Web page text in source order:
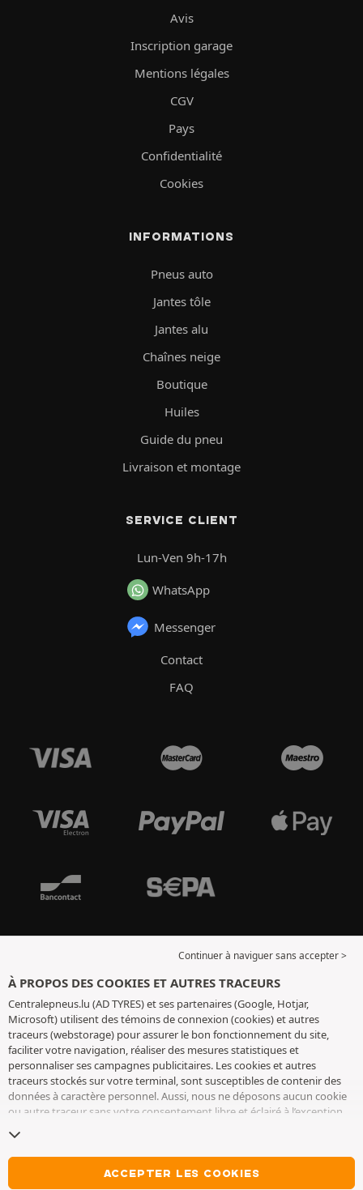
Avis
Inscription garage
Mentions légales
CGV
Pays
Confidentialité
Cookies
INFORMATIONS
Pneus auto
Jantes tôle
Jantes alu
Chaînes neige
Boutique
Huiles
Guide du pneu
Livraison et montage
SERVICE CLIENT
Lun-Ven 9h-17h
WhatsApp
Messenger
Contact
FAQ
Continuer à naviguer sans accepter >
À PROPOS DES COOKIES ET AUTRES TRACEURS
Centralepneus.lu (AD TYRES) et ses partenaires (Google, Hotjar,
Microsoft) utilisent des témoins de connexion (cookies) et autres
traceurs (webstorage) pour assurer le bon fonctionnement du site,
faciliter votre navigation, réaliser des mesures statistiques et
personnaliser ses campagnes publicitaires. Les cookies et autres
traceurs stockés sur votre terminal, sont susceptibles de contenir des
données à caractère personnel. Aussi, nous ne déposons aucun cookie
ou autre traceur sans votre consentement libre et éclairé à l’exception
conservons votre choix pendant 6 mois. Vous pouvez retirer votre
consentement à tout moment en vous rendant sur lapage cookies et
. Vous pouvez choisir de continuer à naviguer sans
ACCEPTER LES COOKIES